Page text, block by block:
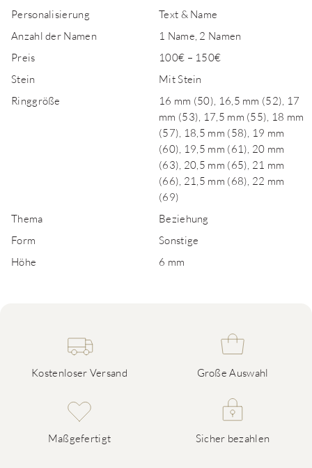
Personalisierung
Text & Name
Anzahl der Namen
1 Name, 2 Namen
Preis
100€ – 150€
Stein
Mit Stein
Ringgröße
16 mm (50), 16,5 mm (52), 17
mm (53), 17,5 mm (55), 18 mm
(57), 18,5 mm (58), 19 mm
(60), 19,5 mm (61), 20 mm
(63), 20,5 mm (65), 21 mm
(66), 21,5 mm (68), 22 mm
(69)
Thema
Beziehung
Form
Sonstige
Höhe
6 mm
Kostenloser Versand Große Auswahl
Maßgefertigt Sicher bezahlen